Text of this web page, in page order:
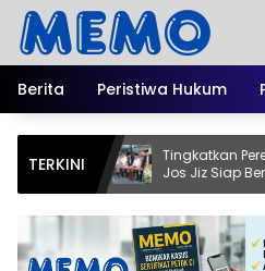
Langsung
konten
Berita
Peristiwa Hukum
TERKINI
Tingkatkan
Jos Jiz Siap Bersaing di